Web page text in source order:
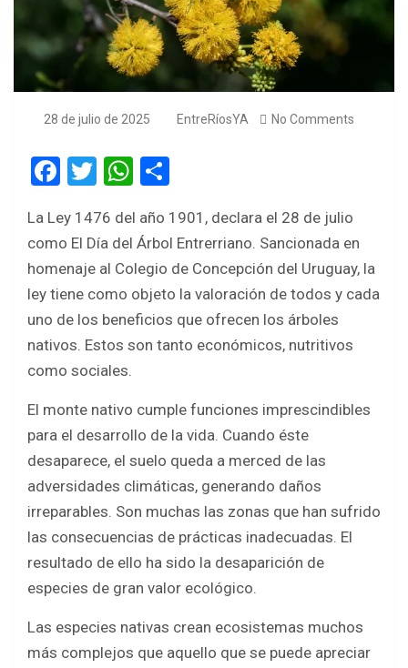
28 de julio de 2025 EntreRíosYA No Comments
F
ce
b
o
o
k
T
tt
er
W
at
s
A
p
p
ar
e
La Ley 1476 del año 1901, declara el 28 de julio
como El Día del Árbol Entrerriano. Sancionada en
homenaje al Colegio de Concepción del Uruguay, la
ley tiene como objeto la valoración de todos y cada
uno de los beneficios que ofrecen los árboles
nativos. Estos son tanto económicos, nutritivos
como sociales.
El monte nativo cumple funciones imprescindibles
para el desarrollo de la vida. Cuando éste
desaparece, el suelo queda a merced de las
adversidades climáticas, generando daños
irreparables. Son muchas las zonas que han sufrido
las consecuencias de prácticas inadecuadas. El
resultado de ello ha sido la desaparición de
especies de gran valor ecológico.
Las especies nativas crean ecosistemas muchos
más complejos que aquello que se puede apreciar